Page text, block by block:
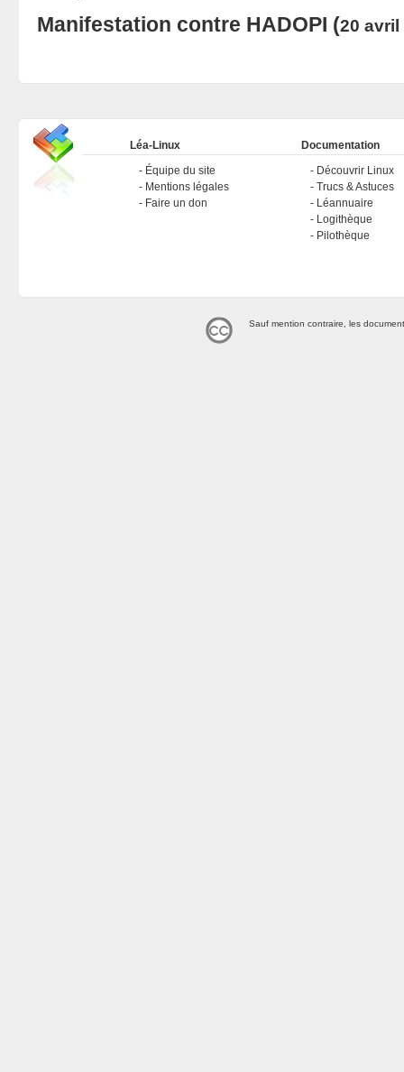
Manifestation contre HADOPI (20 avril
Léa-Linux
Équipe du site
Mentions légales
Faire un don
Documentation
Découvrir Linux
Trucs & Astuces
Léannuaire
Logithèque
Pilothèque
Sauf mention contraire, les